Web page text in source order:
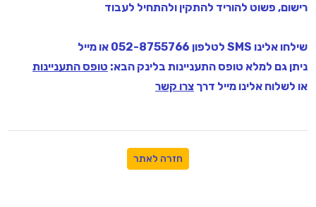
רישום, פשוט להוריד להתקין ולהתחיל לעבוד
שילחו אלינו SMS לטלפון 052-8755766 או מייל
ניתן גם למלא טופס התעניינות בלינק הבא: טופס התעניינות
או לשלוח אלינו מייל דרך צרו קשר
חזרה לאתר